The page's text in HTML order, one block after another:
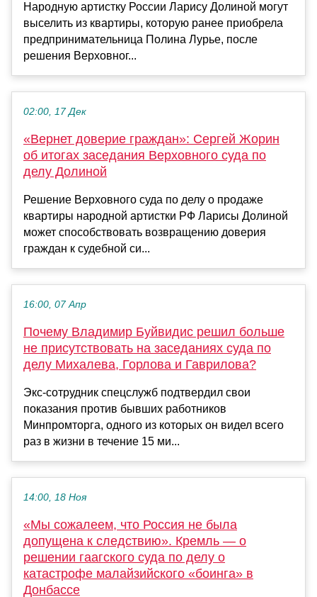
Народную артистку России Ларису Долиной могут
выселить из квартиры, которую ранее приобрела
предпринимательница Полина Лурье, после
решения Верховног...
02:00, 17 Дек
«Вернет доверие граждан»: Сергей Жорин
об итогах заседания Верховного суда по
делу Долиной
Решение Верховного суда по делу о продаже
квартиры народной артистки РФ Ларисы Долиной
может способствовать возвращению доверия
граждан к судебной си...
16:00, 07 Апр
Почему Владимир Буйвидис решил больше
не присутствовать на заседаниях суда по
делу Михалева, Горлова и Гаврилова?
Экс-сотрудник спецслужб подтвердил свои
показания против бывших работников
Минпромторга, одного из которых он видел всего
раз в жизни в течение 15 ми...
14:00, 18 Ноя
«Мы сожалеем, что Россия не была
допущена к следствию». Кремль — о
решении гаагского суда по делу о
катастрофе малайзийского «боинга» в
Донбассе